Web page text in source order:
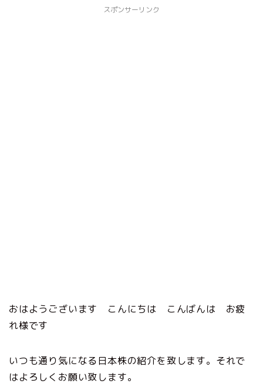
スポンサーリンク
おはようございます こんにちは こんばんは お疲
れ様です
いつも通り気になる日本株の紹介を致します。それで
はよろしくお願い致します。